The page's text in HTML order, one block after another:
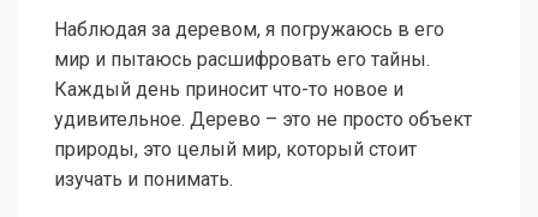
Наблюдая за деревом, я погружаюсь в его
мир и пытаюсь расшифровать его тайны.
Каждый день приносит что-то новое и
удивительное. Дерево – это не просто объект
природы, это целый мир, который стоит
изучать и понимать.